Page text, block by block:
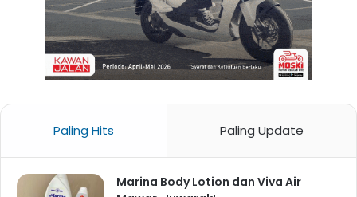
Paling Hits Paling Update
Marina Body Lotion dan Viva Air